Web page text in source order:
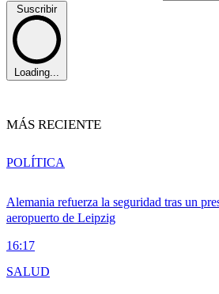
Suscribir
Loading...
MÁS RECIENTE
Alemania refuerza la seguridad tras un
aeropuerto de Leipzig
16:17
POLÍTICA
SALUD